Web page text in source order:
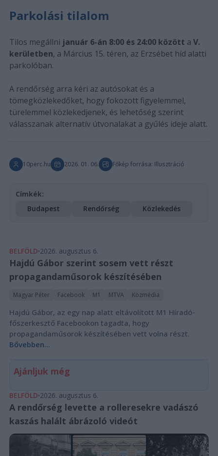
Parkolási tilalom
Tilos megállni január 6-án 8:00 és 24:00 között a V.
kerületben, a Március 15. téren, az Erzsébet híd alatti
parkolóban.
A rendőrség arra kéri az autósokat és a
tömegközlekedőket, hogy fokozott figyelemmel,
türelemmel közlekedjenek, és lehetőség szerint
válasszanak alternatív útvonalakat a gyűlés ideje alatt.
10perc.hu 2026. 01. 06. Főkép forrása: Illusztráció
Címkék:
Budapest
Rendőrség Közlekedés
BELFÖLD 2026. augusztus 6.
Hajdú Gábor szerint sosem vett részt
propagandaműsorok készítésében
Magyar Péter Facebook M1 MTVA Közmédia
Hajdú Gábor, az egy nap alatt eltávolított M1 Híradó-
főszerkesztő Facebookon tagadta, hogy
propagandaműsorok készítésében vett volna részt.
Bővebben...
Ajánljuk még
BELFÖLD 2026. augusztus 6.
A rendőrség levette a rolleresekre vadászó
kaszás halált ábrázoló videót